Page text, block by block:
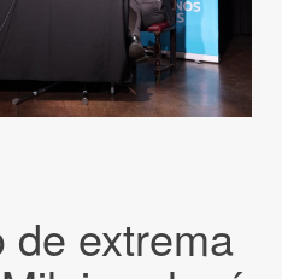
de extrema